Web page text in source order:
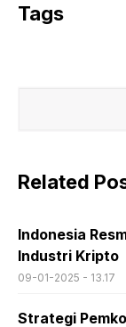
Tags
Related
Indonesia
Industri Kripto
09-01-2025 - 13.17
Strategi